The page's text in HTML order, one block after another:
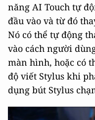
năng AI Touch tự
đầu vào và từ đó
Nó có thể tự động
vào cách người
màn hình, hoặc có
độ viết Stylus khi
dụng bút Stylus